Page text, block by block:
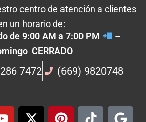
centro de atención a clientes
un horario de:
de 9:00 AM a 7:00 PM
–
CERRADO
7472 (669) 9820748